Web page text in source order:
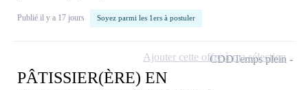
Publié il y a 17 jours Soyez parmi les 1ers à postuler
PÂTISSIER(ÈRE) EN
CDDTemps plein
Ajouter cette offre à ma sélection